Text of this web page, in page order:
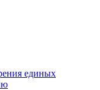
единых